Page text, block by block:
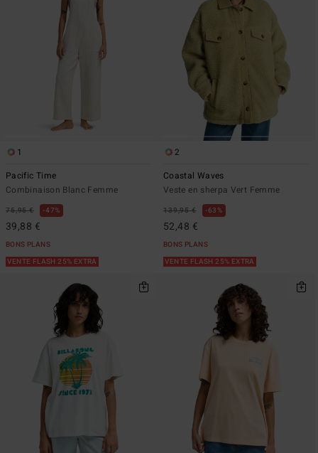
1
Pacific Time
Combinaison Blanc Femme
75,95 € 47%
39,88 €
BONS PLANS
VENTE FLASH 25% EXTRA
2
Coastal Waves
Veste en sherpa Vert Femme
139,95 € 63%
52,48 €
BONS PLANS
VENTE FLASH 25% EXTRA